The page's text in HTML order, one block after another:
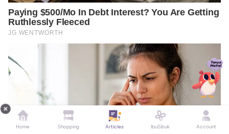
Home Shopping Articles IbuSibuk Account